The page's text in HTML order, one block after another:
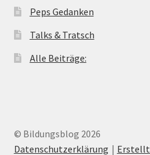
Peps Gedanken
Talks & Tratsch
Alle Beiträge:
© Bildungsblog 2026
Datenschutzerklärung